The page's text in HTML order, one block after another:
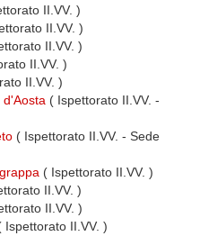
II.VV. )
II.VV. )
II.VV. )
II.VV. )
II.VV. )
d'Aosta ( Ispettorato II.VV. -
( Ispettorato II.VV. - Sede
( Ispettorato II.VV. )
II.VV. )
II.VV. )
Ispettorato II.VV. )